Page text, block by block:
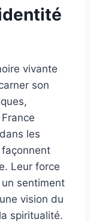
vivante
son
les
Leur force
sentiment
vision du
spiritualité.